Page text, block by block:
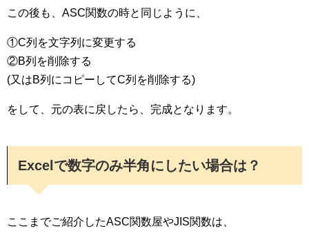
この後も、ASC関数の時と同じように、
①C列を文字列に変更する
②B列を削除する
(又はB列にコピーしてC列を削除する)
をして、元の表に戻したら、完成となります。
Excelで数字のみ半角にしたい場合は？
ここまでご紹介したASC関数屋やJIS関数は、